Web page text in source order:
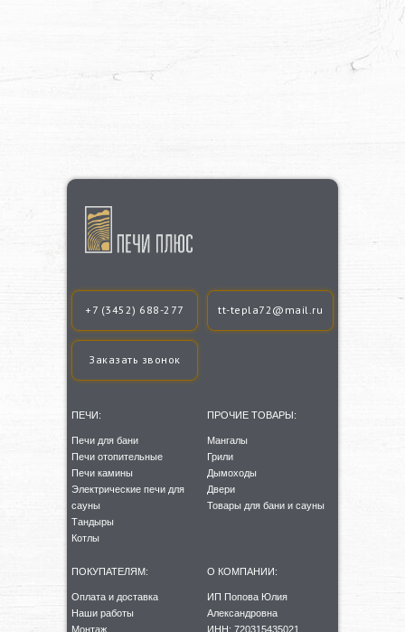
Заказать звонок
ИП Попова Юлия
Александровна
ИНН: 720315435021
+7 (3452) 688-277 tt-tepla72@mail.ru
ПЕЧИ:
ПОКУПАТЕЛЯМ: О КОМПАНИИ:
Оплата и доставка
Наши работы
Монтаж
Печи для бани
Печи отопительные
Печи камины
Электрические печи для
сауны
Тандыры
Котлы
Мангалы
Грили
Дымоходы
Двери
Товары для бани и сауны
ПРОЧИЕ ТОВАРЫ: